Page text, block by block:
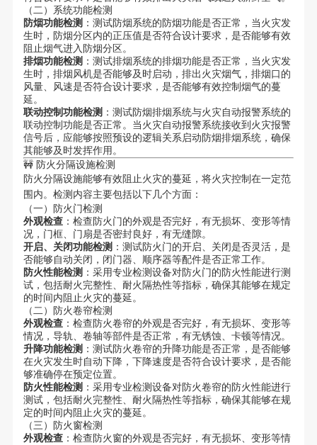
（二）系统功能检测
防烟功能检测 ：测试防烟系统的防烟功能是否正常，当火灾发
生时，防烟分区内的正压值是否符合设计要求，是否能够有效
阻止烟气进入防烟分区。
排烟功能检测 ：测试排烟系统的排烟功能是否正常，当火灾发
生时，排烟风机是否能够及时启动，排出火灾烟气，排烟口的
风量、风速是否符合设计要求，是否能够有效控制烟气的蔓
延。
联动控制功能检测 ：测试防烟排烟系统与火灾自动报警系统的
联动控制功能是否正常。当火灾自动报警系统接收到火灾报警
信号后，应能够按照预设的逻辑关系启动防烟排烟系统，确保
其能够及时发挥作用。
🚧 防火分隔设施检测
防火分隔设施能够有效阻止火灾的蔓延，将火灾控制在一定范
围内。检测内容主要包括以下几个方面：
（一）防火门检测
外观检查：检查防火门的外观是否完好，有无损坏、变形等情
况，门框、门扇是否密封良好，有无缝隙。
开启、关闭功能检测 ：测试防火门的开启、关闭是否灵活，是
否能够自动关闭，闭门器、顺序器等配件是否正常工作。
防火性能检测 ：采用专业检测设备对防火门的防火性能进行测
试，包括耐火完整性、耐火隔热性等指标，确保其能够在规定
的时间内阻止火灾的蔓延。
（二）防火卷帘检测
外观检查：检查防火卷帘的外观是否完好，有无损坏、变形等
情况，导轨、卷轴等部件是否正常，有无锈蚀、卡顿等情况。
升降功能检测 ：测试防火卷帘的升降功能是否正常，是否能够
在火灾发生时自动下降，下降速度是否符合设计要求，是否能
够准确停在预定位置。
防火性能检测 ：采用专业检测设备对防火卷帘的防火性能进行
测试，包括耐火完整性、耐火隔热性等指标，确保其能够在规
定的时间内阻止火灾的蔓延。
（三）防火窗检测
外观检查：检查防火窗的外观是否完好，有无损坏、变形等情